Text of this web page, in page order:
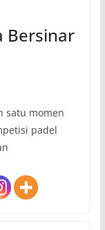
Bersinar
satu momen
padel